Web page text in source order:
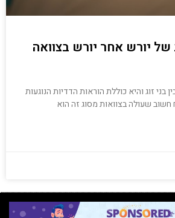
יורש אחר יורש בצוואה
בני זוג והיא כוללת הוראות הדדיות הנוגעות
שעולה בצוואות מסוג זה הוא